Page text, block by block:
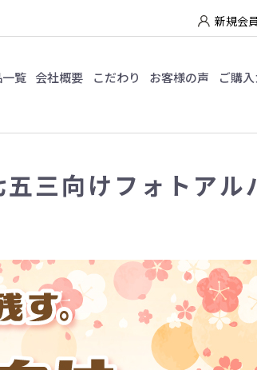
新規会
覧 会社概要 こだわり お客様の声 ご購
三向けフォトアル